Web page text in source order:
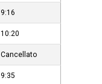
9:16
10:20
Cancellato
9:35